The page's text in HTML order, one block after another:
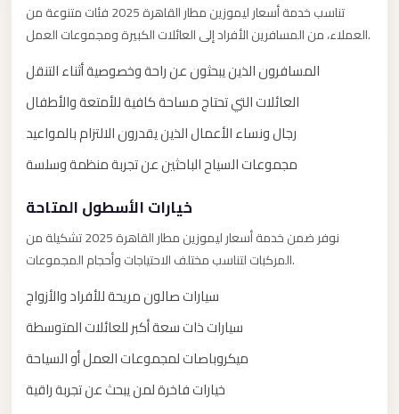
تناسب خدمة أسعار ليموزين مطار القاهرة 2025 فئات متنوعة من
العملاء، من المسافرين الأفراد إلى العائلات الكبيرة ومجموعات العمل.
المسافرون الذين يبحثون عن راحة وخصوصية أثناء التنقل
العائلات التي تحتاج مساحة كافية للأمتعة والأطفال
رجال ونساء الأعمال الذين يقدرون الالتزام بالمواعيد
مجموعات السياح الباحثين عن تجربة منظمة وسلسة
خيارات الأسطول المتاحة
نوفر ضمن خدمة أسعار ليموزين مطار القاهرة 2025 تشكيلة من
المركبات لتناسب مختلف الاحتياجات وأحجام المجموعات.
سيارات صالون مريحة للأفراد والأزواج
سيارات ذات سعة أكبر للعائلات المتوسطة
ميكروباصات لمجموعات العمل أو السياحة
خيارات فاخرة لمن يبحث عن تجربة راقية
with
Driver
Prices
Limousine
Service
Alexandria
Cairo
Port
Said
Limousine
Service
Port
Said
Limousine
October